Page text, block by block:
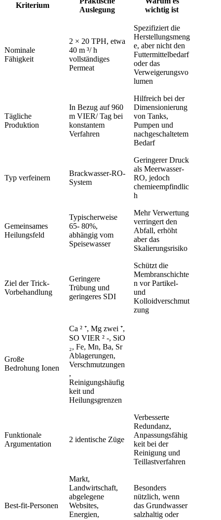
Kriterium
Auslegung
wichtig ist
Nominale
Fähigkeit
2 × 20 TPH, etwa
40 m ³/ h
vollständiges
Permeat
Spezifiziert die
Herstellungsmeng
e, aber nicht den
Futtermittelbedarf
oder das
Verweigerungsvo
lumen
Tägliche
Produktion
In Bezug auf 960
m VIER/ Tag bei
konstantem
Verfahren
Hilfreich bei der
Dimensionierung
von Tanks,
Pumpen und
nachgeschaltetem
Bedarf
Typ verfeinern
Brackwasser-RO-
System
Geringerer Druck
als Meerwasser-
RO, jedoch
chemieempfindlic
h
Gemeinsames
Heilungsfeld
Typischerweise
65- 80%,
abhängig vom
Speisewasser
Mehr Verwertung
verringert den
Abfall, erhöht
aber das
Skalierungsrisiko
Ziel der Trick-
Vorbehandlung
Geringere
Trübung und
geringeres SDI
Schützt die
Membranschichte
n vor Partikel-
und
Kolloidverschmut
zung
Große
Bedrohung Ionen
Ca ² ⁺, Mg zwei ⁺,
SO VIER ² -, SiO
₂, Fe, Mn, Ba, Sr
Ablagerungen,
Verschmutzungen
,
Reinigungshäufig
keit und
Heilungsgrenzen
Funktionale
Argumentation
2 identische Züge
Verbesserte
Redundanz,
Anpassungsfähig
keit bei der
Reinigung und
Teillastverfahren
Best-fit-Personen
Markt,
Landwirtschaft,
abgelegene
Websites,
Energien,
Besonders
nützlich, wenn
das Grundwasser
salzhaltig oder